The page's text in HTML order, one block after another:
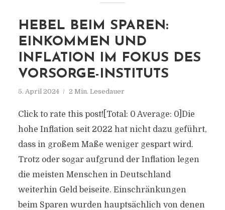
HEBEL BEIM SPAREN:
EINKOMMEN UND
INFLATION IM FOKUS DES
VORSORGE-INSTITUTS
5. April 2024 2 Min. Lesedauer
Click to rate this post![Total: 0 Average: 0]Die
hohe Inflation seit 2022 hat nicht dazu geführt,
dass in großem Maße weniger gespart wird.
Trotz oder sogar aufgrund der Inflation legen
die meisten Menschen in Deutschland
weiterhin Geld beiseite. Einschränkungen
beim Sparen wurden hauptsächlich von denen